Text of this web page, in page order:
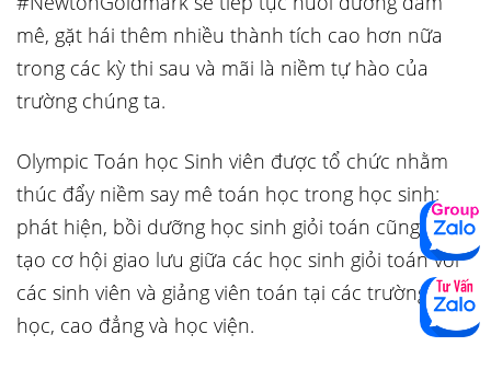
mê, gặt hái thêm nhiều thành tích cao hơn nữa
trong các kỳ thi sau và mãi là niềm tự hào của
trường chúng ta.
Olympic Toán học Sinh viên được tổ chức nhằm
thúc đẩy niềm say mê toán học trong học sinh;
phát hiện, bồi dưỡng học sinh giỏi toán cũng như
tạo cơ hội giao lưu giữa các học sinh giỏi toán với
các sinh viên và giảng viên toán tại các trường đại
học, cao đẳng và học viện.